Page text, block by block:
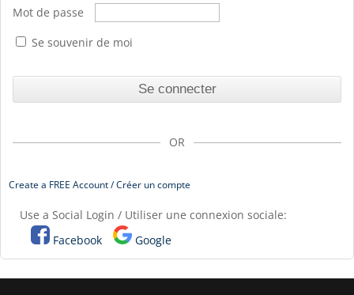
Mot de passe
Se souvenir de moi
OR
Create a FREE Account / Créer un compte
Use a Social Login / Utiliser une connexion sociale:
Facebook
Google